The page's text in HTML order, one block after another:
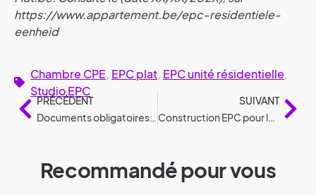
https://www.appartement.be/epc-residentiele-
eenheid
Chambre CPE, EPC plat, EPC unité résidentielle,
Studio EPC
PRÉCÉDENT
Documents obligatoires pour les immeubles en copropriété
SUIVANT
Construction EPC pour les nouveaux bâtiments et les rénovations
Recommandé pour vous